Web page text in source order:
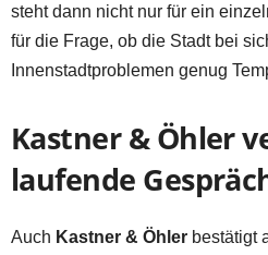
steht dann nicht nur für ein
für die Frage, ob die Stadt bei
Innenstadtproblemen genug
Kastner & Öhler
laufende
Auch Kastner & Öhler bestätigt